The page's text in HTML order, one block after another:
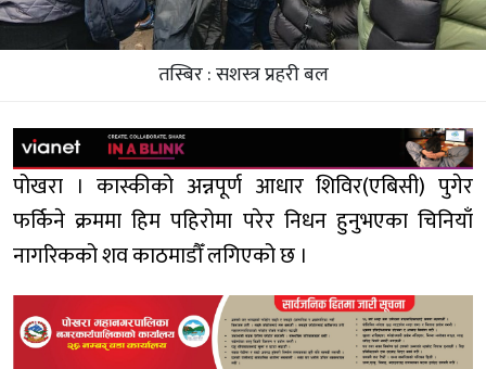
तस्बिर : सशस्त्र प्रहरी बल
पोखरा । कास्कीको अन्नपूर्ण आधार शिविर(एबिसी) पुगेर
फर्किने क्रममा हिम पहिरोमा परेर निधन हुनुभएका चिनियाँ
नागरिकको शव काठमाडौँ लगिएको छ ।